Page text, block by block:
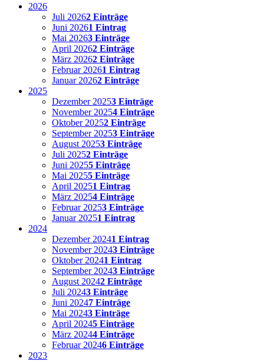
2026
Juli 20262 Einträge
Juni 20261 Eintrag
Mai 20263 Einträge
April 20262 Einträge
März 20262 Einträge
Februar 20261 Eintrag
Januar 20262 Einträge
2025
Dezember 20253 Einträge
November 20254 Einträge
Oktober 20252 Einträge
September 20253 Einträge
August 20253 Einträge
Juli 20252 Einträge
Juni 20255 Einträge
Mai 20255 Einträge
April 20251 Eintrag
März 20254 Einträge
Februar 20253 Einträge
Januar 20251 Eintrag
2024
Dezember 20241 Eintrag
November 20243 Einträge
Oktober 20241 Eintrag
September 20243 Einträge
August 20242 Einträge
Juli 20243 Einträge
Juni 20247 Einträge
Mai 20243 Einträge
April 20245 Einträge
März 20244 Einträge
Februar 20246 Einträge
2023